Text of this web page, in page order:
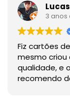
3 anos
Fiz cartões
mesmo criou
qualidade, e
recomendo